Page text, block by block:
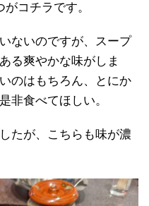
コチラです。
ないのですが、スープ
る爽やかな味がしま
のはもちろん、とにか
非食べてほしい。
たが、こちらも味が濃